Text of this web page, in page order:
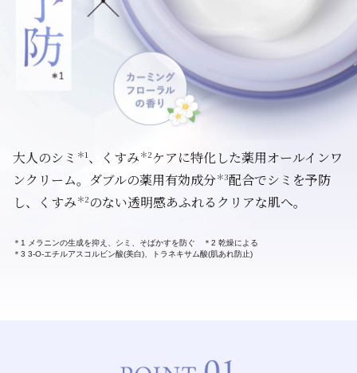
大人のシミ ＊1、くすみ ＊2ケアに特化した薬用オールインワ
ンクリーム。ダブルの薬用有効成分＊3配合でシミを予防
し、くすみ ＊2のない透明感あふれるクリアな肌へ。
＊1 メラニンの生成を抑え、シミ、そばかすを防ぐ ＊2 乾燥による
＊3 3-O-エチルアスコルビン酸(美白)、トラネキサム酸(肌あれ防止)